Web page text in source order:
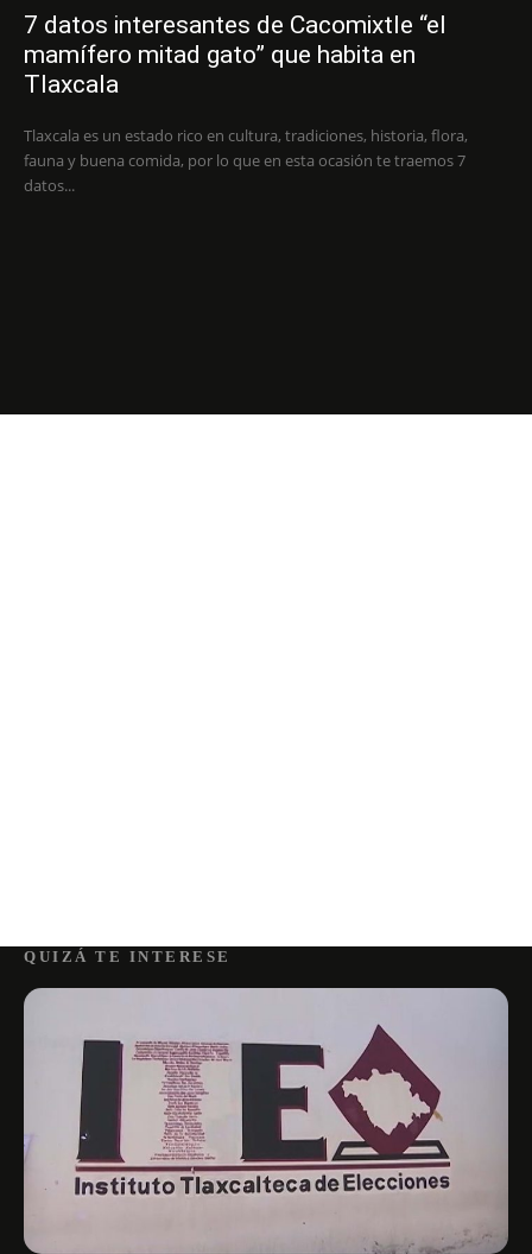
7 datos interesantes de Cacomixtle “el
mamífero mitad gato” que habita en
Tlaxcala
Tlaxcala es un estado rico en cultura, tradiciones, historia, flora,
fauna y buena comida, por lo que en esta ocasión te traemos 7
datos...
QUIZÁ TE INTERESE